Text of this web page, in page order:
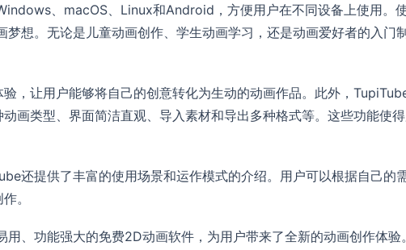
、macOS、Linux和Android，方便用户在不同设备上使用。
想。无论是儿童动画创作、学生动画学习，还是动画爱好者的入门
，让用户能够将自己的创意转化为生动的动画作品。此外，
画类型、界面简洁直观、导入素材和导出多种格式等。这些功能使
还提供了丰富的使用场景和运作模式的介绍。用户可以根据自己的
。
用、功能强大的免费2D动画软件，为用户带来了全新的动画创作体验